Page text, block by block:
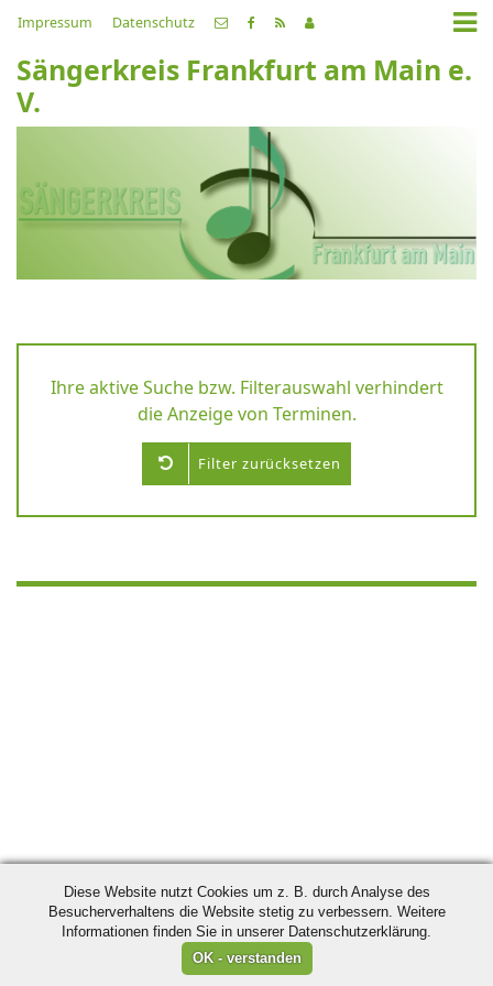
Impressum Datenschutz
Sängerkreis Frankfurt am Main e.
V.
Ihre aktive Suche bzw. Filterauswahl verhindert
die Anzeige von Terminen.
Filter zurücksetzen
Diese Website nutzt Cookies um z. B. durch Analyse des
Besucherverhaltens die Website stetig zu verbessern. Weitere
Informationen finden Sie in unserer Datenschutzerklärung.